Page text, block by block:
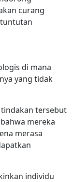
curang
di mana
yang tidak
tersebut
mereka
merasa
individu